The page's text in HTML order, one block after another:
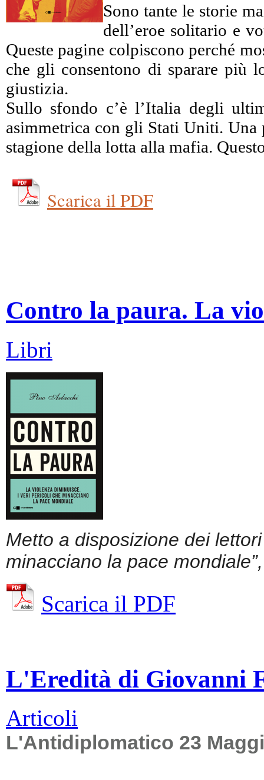
Sono tante le storie
dell’eroe solitario e
Queste pagine colpiscono perché
che gli consentono di sparare più
giustizia.
Sullo sfondo c’è l’Italia degli
asimmetrica con gli Stati Uniti. Una
stagione della lotta alla mafia.
Scarica il PDF
Contro la paura. La
Libri
Metto a disposizione dei
minacciano la pace
Scarica il PDF
L'Eredità di Giovanni
Articoli
L'Antidiplomatico 23